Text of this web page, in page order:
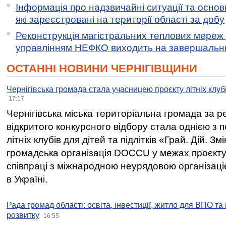
Інформація про надзвичайні ситуації та
які зареєстровані на території області за добу
Реконструкція магістральних теплових мереж
управлінням НЕФКО виходить на
ОСТАННІ НОВИНИ ЧЕРНІГІВЩИНИ
Чернігівська громада стала учасницею проєкту літніх
17:17
Чернігівська міська територіальна громада за
відкритого конкурсного відбору стала однією
літніх клубів для дітей та підлітків «Грай. Дій.
громадська організація DOCCU у межах
співпраці з міжнародною неурядовою
в Україні.
Рада громад області: освіта, інвестиції, житло для ВПО
розвитку
16:55